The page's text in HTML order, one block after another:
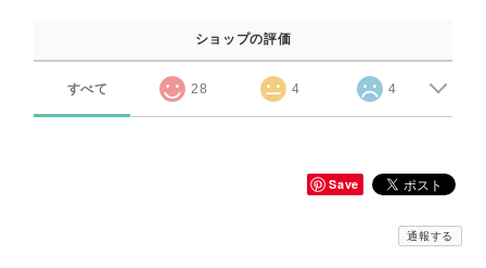
ショップの評価
すべて 28 4 4
Save
通報する